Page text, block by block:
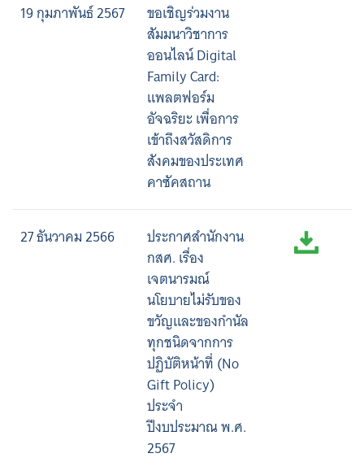
19 กุมภาพันธ์ 2567
ขอเชิญร่วมงาน
สัมมนาวิชาการ
ออนไลน์ Digital
Family Card:
แพลตฟอร์ม
อัจฉริยะ เพื่อการ
เข้าถึงสวัสดิการ
สังคมของประเทศ
คาซัคสถาน
27 ธันวาคม 2566
ประกาศสำนักงาน
กสศ. เรื่อง
เจตนารมณ์
นโยบายไม่รับของ
ขวัญและของกำนัล
ทุกชนิดจากการ
ปฏิบัติหน้าที่ (No
Gift Policy)
ประจำ
ปีงบประมาณ พ.ศ.
2567